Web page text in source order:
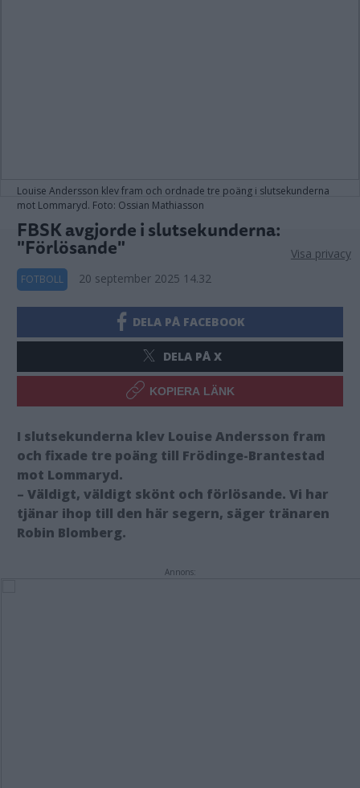
Louise Andersson klev fram och ordnade tre poäng i slutsekunderna
mot Lommaryd. Foto: Ossian Mathiasson
FBSK avgjorde i slutsekunderna:
"Förlösande"
FOTBOLL 20 september 2025 14.32
DELA PÅ FACEBOOK
DELA PÅ X
KOPIERA LÄNK
I slutsekunderna klev Louise Andersson fram
och fixade tre poäng till Frödinge-Brantestad
mot Lommaryd.
– Väldigt, väldigt skönt och förlösande. Vi har
tjänar ihop till den här segern, säger tränaren
Robin Blomberg.
Annons:
Visa privacy